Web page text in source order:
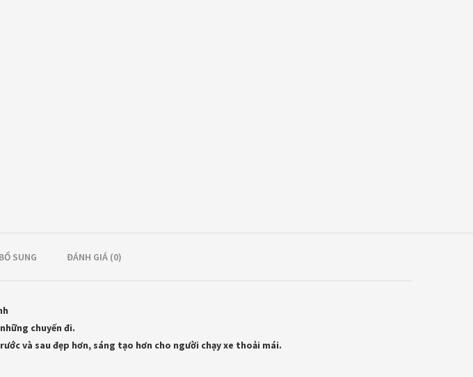
SUNG ĐÁNH GIÁ (0)
chuyến đi.
và sau đẹp hơn, sáng tạo hơn cho người chạy xe thoải mái.